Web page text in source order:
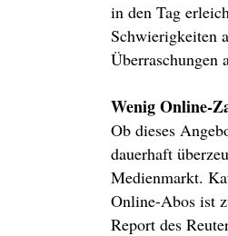
in den Tag
Schwierigkeiten
Überraschungen
Wenig Online-
Ob dieses
dauerhaft
Medienmarkt.
Online-Abos ist
Report des